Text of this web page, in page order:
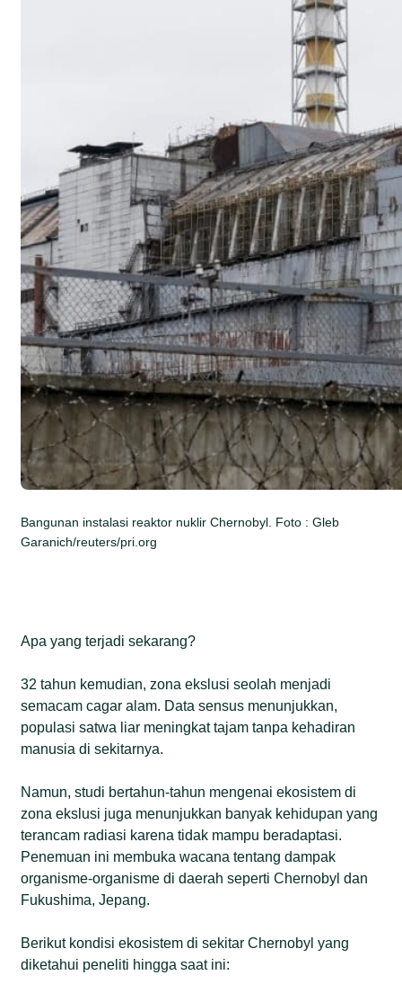
Bangunan instalasi reaktor nuklir Chernobyl. Foto : Gleb
Garanich/reuters/pri.org
Apa yang terjadi sekarang?
32 tahun kemudian, zona ekslusi seolah menjadi
semacam cagar alam. Data sensus menunjukkan,
populasi satwa liar meningkat tajam tanpa kehadiran
manusia di sekitarnya.
Namun, studi bertahun-tahun mengenai ekosistem di
zona ekslusi juga menunjukkan banyak kehidupan yang
terancam radiasi karena tidak mampu beradaptasi.
Penemuan ini membuka wacana tentang dampak
organisme-organisme di daerah seperti Chernobyl dan
Fukushima, Jepang.
Berikut kondisi ekosistem di sekitar Chernobyl yang
diketahui peneliti hingga saat ini: